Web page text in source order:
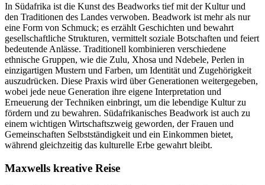
In Südafrika ist die Kunst des Beadworks tief mit der Kultur und
den Traditionen des Landes verwoben. Beadwork ist mehr als nur
eine Form von Schmuck; es erzählt Geschichten und bewahrt
gesellschaftliche Strukturen, vermittelt soziale Botschaften und feiert
bedeutende Anlässe. Traditionell kombinieren verschiedene
ethnische Gruppen, wie die Zulu, Xhosa und Ndebele, Perlen in
einzigartigen Mustern und Farben, um Identität und Zugehörigkeit
auszudrücken. Diese Praxis wird über Generationen weitergegeben,
wobei jede neue Generation ihre eigene Interpretation und
Erneuerung der Techniken einbringt, um die lebendige Kultur zu
fördern und zu bewahren. Südafrikanisches Beadwork ist auch zu
einem wichtigen Wirtschaftszweig geworden, der Frauen und
Gemeinschaften Selbstständigkeit und ein Einkommen bietet,
während gleichzeitig das kulturelle Erbe gewahrt bleibt.
Maxwells kreative Reise